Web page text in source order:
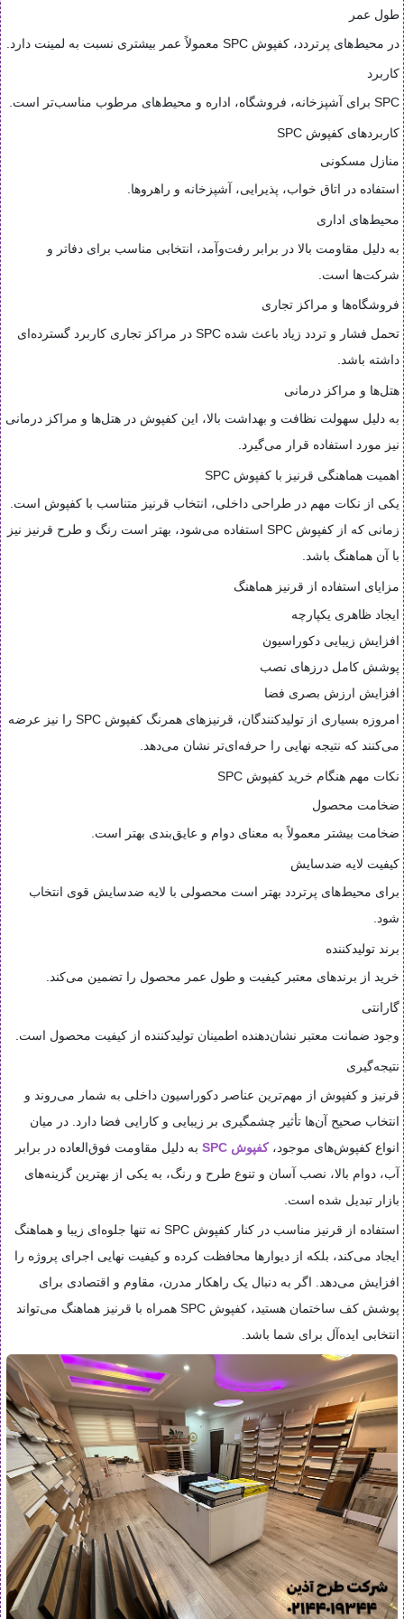
طول عمر
در محیط‌های پرتردد، کفپوش SPC معمولاً عمر بیشتری نسبت به لمینت دارد.
کاربرد
SPC برای آشپزخانه، فروشگاه، اداره و محیط‌های مرطوب مناسب‌تر است.
کاربردهای کفپوش SPC
منازل مسکونی
استفاده در اتاق خواب، پذیرایی، آشپزخانه و راهروها.
محیط‌های اداری
به دلیل مقاومت بالا در برابر رفت‌وآمد، انتخابی مناسب برای دفاتر و
شرکت‌ها است.
فروشگاه‌ها و مراکز تجاری
تحمل فشار و تردد زیاد باعث شده SPC در مراکز تجاری کاربرد گسترده‌ای
داشته باشد.
هتل‌ها و مراکز درمانی
به دلیل سهولت نظافت و بهداشت بالا، این کفپوش در هتل‌ها و مراکز درمانی
نیز مورد استفاده قرار می‌گیرد.
اهمیت هماهنگی قرنیز با کفپوش SPC
یکی از نکات مهم در طراحی داخلی، انتخاب قرنیز متناسب با کفپوش است.
زمانی که از کفپوش SPC استفاده می‌شود، بهتر است رنگ و طرح قرنیز نیز
با آن هماهنگ باشد.
مزایای استفاده از قرنیز هماهنگ
ایجاد ظاهری یکپارچه
افزایش زیبایی دکوراسیون
پوشش کامل درزهای نصب
افزایش ارزش بصری فضا
امروزه بسیاری از تولیدکنندگان، قرنیزهای همرنگ کفپوش SPC را نیز عرضه
می‌کنند که نتیجه نهایی را حرفه‌ای‌تر نشان می‌دهد.
نکات مهم هنگام خرید کفپوش SPC
ضخامت محصول
ضخامت بیشتر معمولاً به معنای دوام و عایق‌بندی بهتر است.
کیفیت لایه ضدسایش
برای محیط‌های پرتردد بهتر است محصولی با لایه ضدسایش قوی انتخاب
شود.
برند تولیدکننده
خرید از برندهای معتبر کیفیت و طول عمر محصول را تضمین می‌کند.
گارانتی
وجود ضمانت معتبر نشان‌دهنده اطمینان تولیدکننده از کیفیت محصول است.
نتیجه‌گیری
قرنیز و کفپوش از مهم‌ترین عناصر دکوراسیون داخلی به شمار می‌روند و
انتخاب صحیح آن‌ها تأثیر چشمگیری بر زیبایی و کارایی فضا دارد. در میان
انواع کفپوش‌های موجود،کفپوش SPC
به دلیل مقاومت فوق‌العاده در برابر
آب، دوام بالا، نصب آسان و تنوع طرح و رنگ، به یکی از بهترین گزینه‌های
بازار تبدیل شده است.
استفاده از قرنیز مناسب در کنار کفپوش SPC نه تنها جلوه‌ای زیبا و هماهنگ
ایجاد می‌کند، بلکه از دیوارها محافظت کرده و کیفیت نهایی اجرای پروژه را
افزایش می‌دهد. اگر به دنبال یک راهکار مدرن، مقاوم و اقتصادی برای
پوشش کف ساختمان هستید، کفپوش SPC همراه با قرنیز هماهنگ می‌تواند
انتخابی ایده‌آل برای شما باشد.